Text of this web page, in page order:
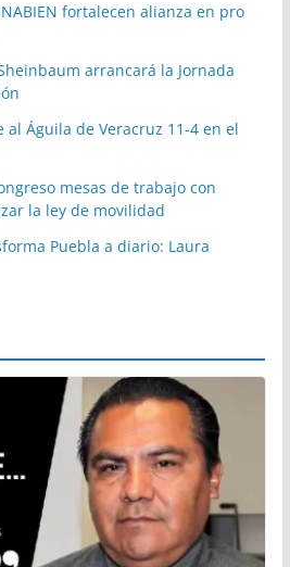
fortalecen alianza en pro
arrancará la Jornada
al Águila de Veracruz 11-4 en el
mesas de trabajo con
la ley de movilidad
Puebla a diario: Laura